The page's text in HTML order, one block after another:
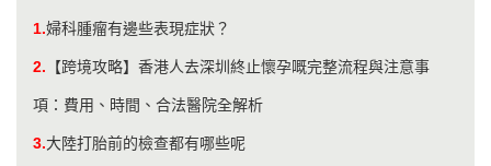
1.婦科腫瘤有邊些表現症狀？
2. 【跨境攻略】香港人去深圳終止懷孕嘅完整流程與注意事
項：費用、時間、合法醫院全解析
3.大陸打胎前的檢查都有哪些呢